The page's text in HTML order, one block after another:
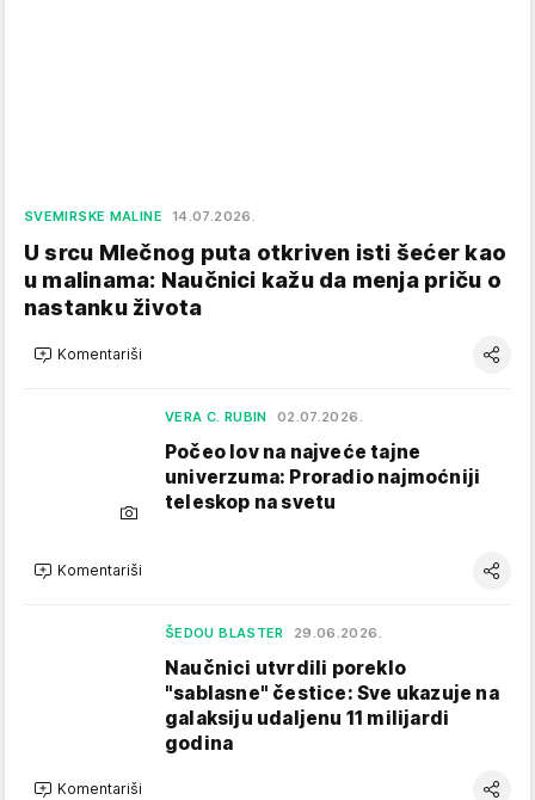
SVEMIRSKE MALINE 14.07.2026.
U srcu Mlečnog puta otkriven isti šećer kao
u malinama: Naučnici kažu da menja priču o
nastanku života
Komentariši
VERA C. RUBIN 02.07.2026.
Počeo lov na najveće tajne
univerzuma: Proradio najmoćniji
teleskop na svetu
Komentariši
ŠEDOU BLASTER 29.06.2026.
Naučnici utvrdili poreklo
"sablasne" čestice: Sve ukazuje na
galaksiju udaljenu 11 milijardi
godina
Komentariši